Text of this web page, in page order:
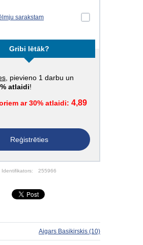
sarakstam
Gribi lētāk?
, pievieno 1 darbu un
atlaidi!
ar 30% atlaidi: 4,89
Reģistrēties
Identifikators: 255966
Aigars Basikirskis (10)